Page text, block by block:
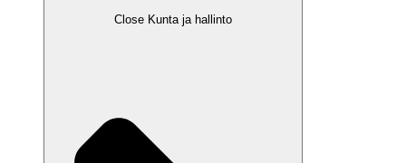
Close Kunta ja hallinto